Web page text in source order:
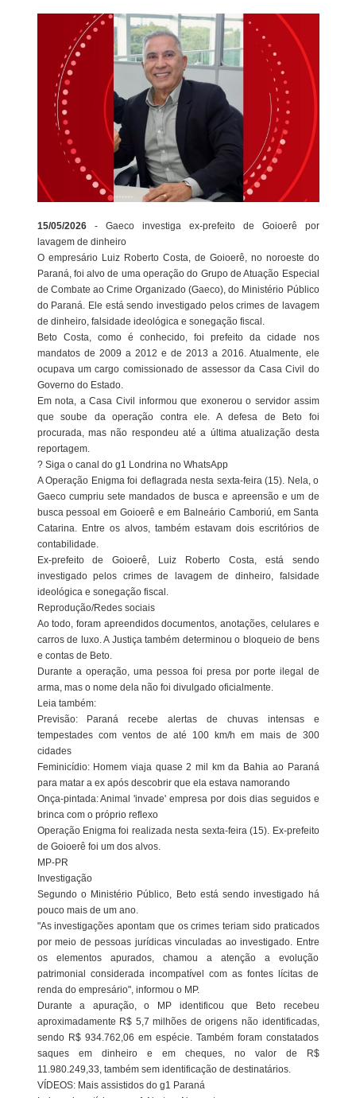
15/05/2026 - Gaeco investiga ex-prefeito de Goioerê por
lavagem de dinheiro
O empresário Luiz Roberto Costa, de Goioerê, no noroeste do
Paraná, foi alvo de uma operação do Grupo de Atuação Especial
de Combate ao Crime Organizado (Gaeco), do Ministério Público
do Paraná. Ele está sendo investigado pelos crimes de lavagem
de dinheiro, falsidade ideológica e sonegação fiscal.
Beto Costa, como é conhecido, foi prefeito da cidade nos
mandatos de 2009 a 2012 e de 2013 a 2016. Atualmente, ele
ocupava um cargo comissionado de assessor da Casa Civil do
Governo do Estado.
Em nota, a Casa Civil informou que exonerou o servidor assim
que soube da operação contra ele. A defesa de Beto foi
procurada, mas não respondeu até a última atualização desta
reportagem.
? Siga o canal do g1 Londrina no WhatsApp
A Operação Enigma foi deflagrada nesta sexta-feira (15). Nela, o
Gaeco cumpriu sete mandados de busca e apreensão e um de
busca pessoal em Goioerê e em Balneário Camboriú, em Santa
Catarina. Entre os alvos, também estavam dois escritórios de
contabilidade.
Ex-prefeito de Goioerê, Luiz Roberto Costa, está sendo
investigado pelos crimes de lavagem de dinheiro, falsidade
ideológica e sonegação fiscal.
Reprodução/Redes sociais
Ao todo, foram apreendidos documentos, anotações, celulares e
carros de luxo. A Justiça também determinou o bloqueio de bens
e contas de Beto.
Durante a operação, uma pessoa foi presa por porte ilegal de
arma, mas o nome dela não foi divulgado oficialmente.
Leia também:
Previsão: Paraná recebe alertas de chuvas intensas e
tempestades com ventos de até 100 km/h em mais de 300
cidades
Feminicídio: Homem viaja quase 2 mil km da Bahia ao Paraná
para matar a ex após descobrir que ela estava namorando
Onça-pintada: Animal 'invade' empresa por dois dias seguidos e
brinca com o próprio reflexo
Operação Enigma foi realizada nesta sexta-feira (15). Ex-prefeito
de Goioerê foi um dos alvos.
MP-PR
Investigação
Segundo o Ministério Público, Beto está sendo investigado há
pouco mais de um ano.
"As investigações apontam que os crimes teriam sido praticados
por meio de pessoas jurídicas vinculadas ao investigado. Entre
os elementos apurados, chamou a atenção a evolução
patrimonial considerada incompatível com as fontes lícitas de
renda do empresário", informou o MP.
Durante a apuração, o MP identificou que Beto recebeu
aproximadamente R$ 5,7 milhões de origens não identificadas,
sendo R$ 934.762,06 em espécie. Também foram constatados
saques em dinheiro e em cheques, no valor de R$
11.980.249,33, também sem identificação de destinatários.
VÍDEOS: Mais assistidos do g1 Paraná